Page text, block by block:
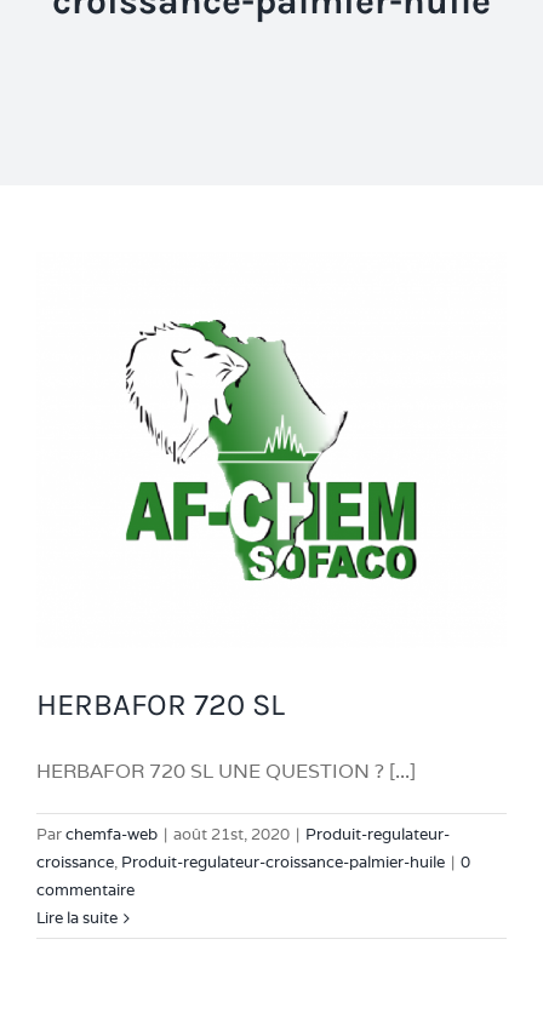
HERBAFOR 720 SL
HERBAFOR 720 SL UNE QUESTION ? [...]
Parchemfa-web | août 21st, 2020 | Produit-regulateur-
croissance, Produit-regulateur-croissance-palmier-huile | 0
commentaire
Lire la suite